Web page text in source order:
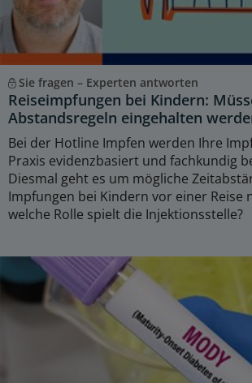
Sie fragen – Experten antworten
Reiseimpfungen bei Kindern:
Abstandsregeln eingehalten
Bei der Hotline Impfen werden Ihre
Praxis evidenzbasiert und fachkundig
Diesmal geht es um mögliche
Impfungen bei Kindern vor einer Reise
welche Rolle spielt die Injektionsstelle?